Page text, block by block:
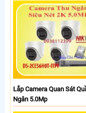
Lắp Camera Quan Sát
Ngân 5.0Mp